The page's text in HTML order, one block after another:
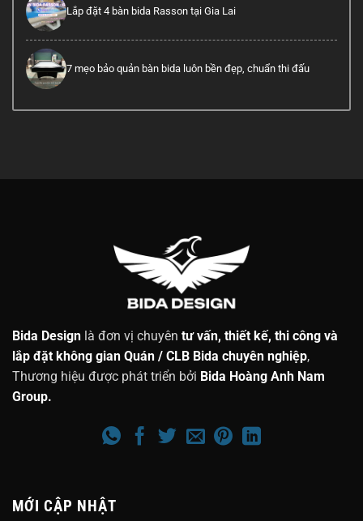
Lắp đặt 4 bàn bida Rasson tại Gia Lai
7 mẹo bảo quản bàn bida luôn bền đẹp, chuẩn thi đấu
Bida Design là đơn vị chuyên tư vấn, thiết kế, thi công và
lắp đặt không gian Quán / CLB Bida chuyên nghiệp,
Thương hiệu được phát triển bởi Bida Hoàng Anh Nam
Group.
MỚI CẬP NHẬT